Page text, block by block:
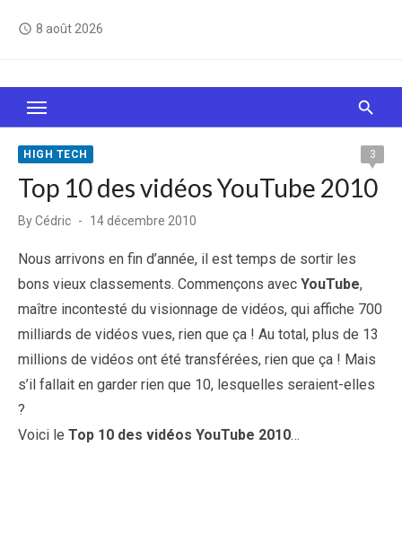
access_time 8 août 2026
Le Web, c'est comme une boîte de chocolats… On
sait jamais sur quoi on va tomber !
HIGH TECH 3
Top 10 des vidéos YouTube 2010
ByCédric
Posted
14 décembre 2010
Nous arrivons en fin d’année, il est temps de sortir les
bons vieux classements. Commençons avec YouTube,
maître incontesté du visionnage de vidéos, qui affiche 700
milliards de vidéos vues, rien que ça ! Au total, plus de 13
millions de vidéos ont été transférées, rien que ça ! Mais
s’il fallait en garder rien que 10, lesquelles seraient-elles
?
Voici le Top 10 des vidéos YouTube 2010…